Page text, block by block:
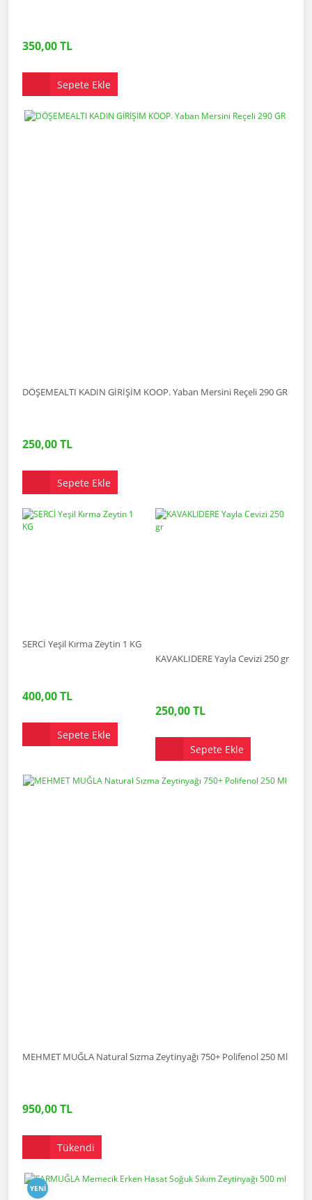
350,00 TL
Sepete Ekle
DÖŞEMEALTI KADIN GİRİŞİM KOOP. Yaban Mersini Reçeli 290 GR
250,00 TL
Sepete Ekle
SERCİ Yeşil Kırma Zeytin 1 KG
400,00 TL
Sepete Ekle
KAVAKLIDERE Yayla Cevizi 250 gr
250,00 TL
Sepete Ekle
MEHMET MUĞLA Natural Sızma Zeytinyağı 750+ Polifenol 250 Ml
950,00 TL
Tükendi
YENI